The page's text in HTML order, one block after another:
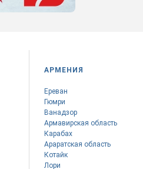
АРМЕНИЯ
Ереван
Гюмри
Ванадзор
Армавирская область
Карабах
Араратская область
Котайк
Лори